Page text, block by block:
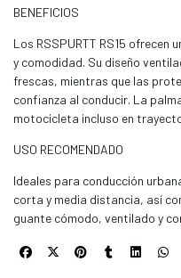
BENEFICIOS
Los RSSPURTT RS15 ofrecen
y comodidad. Su diseño
frescas, mientras que las
confianza al conducir. La
motocicleta incluso en
USO RECOMENDADO
Ideales para conducción
corta y media distancia, así
guante cómodo, ventilado y